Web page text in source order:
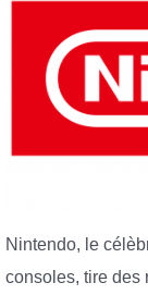
Nintendo, le
consoles, tire des